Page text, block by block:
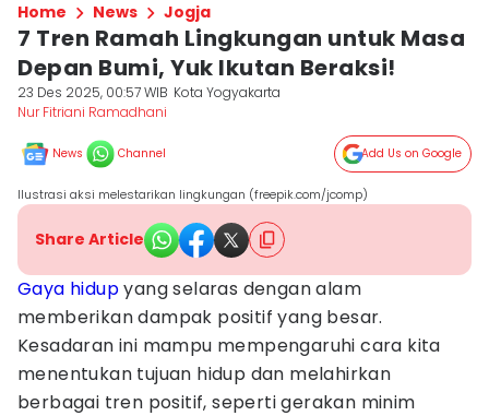
Home News Jogja
7 Tren Ramah Lingkungan untuk Masa
Depan Bumi, Yuk Ikutan Beraksi!
23 Des 2025, 00:57 WIB Kota Yogyakarta
Nur Fitriani Ramadhani
News Channel Add Us on Google
Ilustrasi aksi melestarikan lingkungan (freepik.com/jcomp)
Share Article
Gaya hidupyang selaras dengan alam
memberikan dampak positif yang besar.
Kesadaran ini mampu mempengaruhi cara kita
menentukan tujuan hidup dan melahirkan
berbagai tren positif, seperti gerakan minim